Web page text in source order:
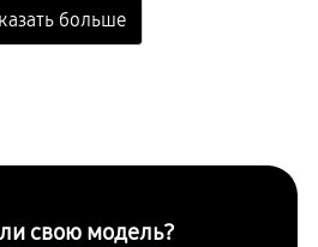
свою модель?